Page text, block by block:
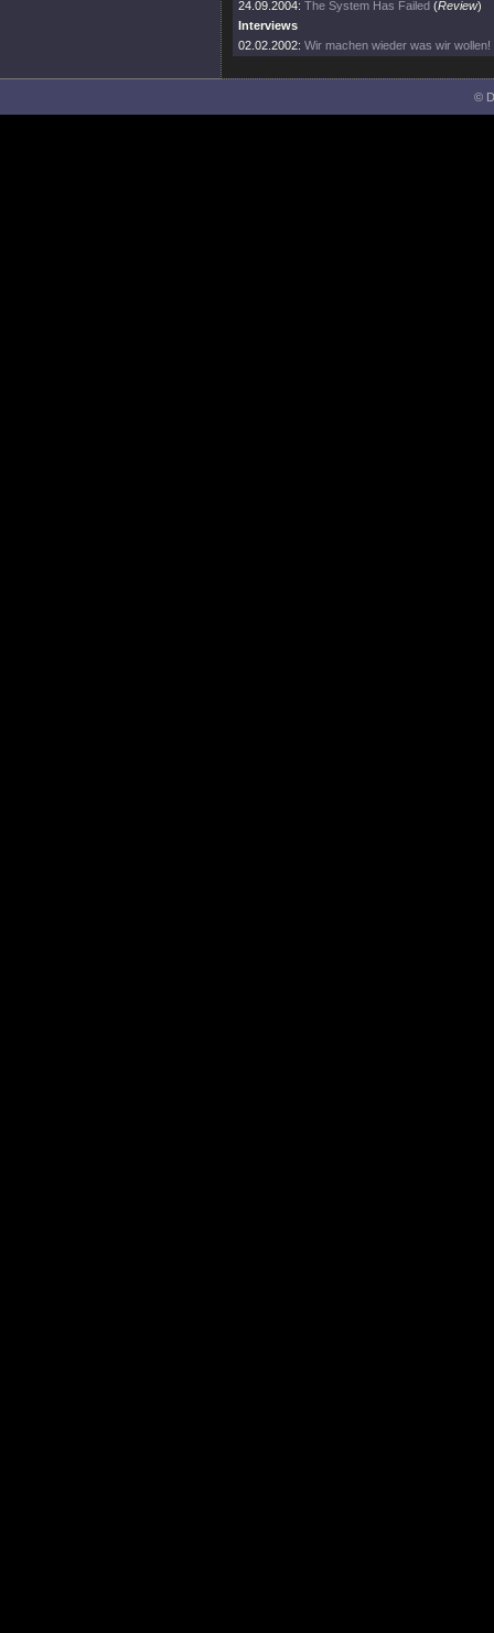
24.09.2004: The System Has Failed (Review)
Interviews
02.02.2002: Wir machen wieder was wir wollen!
©